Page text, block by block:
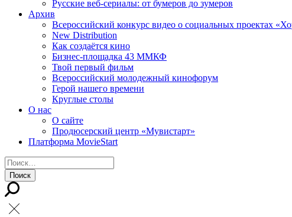
Русские веб-сериалы: от бумеров до зумеров
Архив
Всероссийский конкурс видео о социальных проектах
New Distribution
Как создаётся кино
Бизнес-площадка 43 ММКФ
Твой первый фильм
Всероссийский молодежный кинофорум
Герой нашего времени
Круглые столы
О нас
О сайте
Продюсерский центр «Мувистарт»
Платформа MovieStart